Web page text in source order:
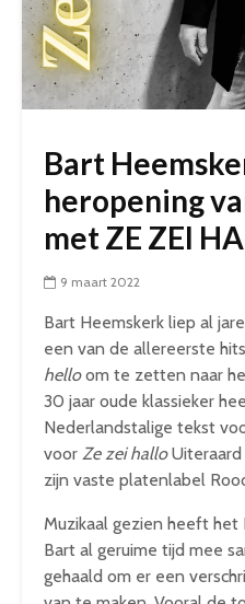
Bart
heropening
met ZE ZEI
9 maart 2022
Bart Heemskerk liep al
een van de allereerste
helloom te zetten naar
30 jaar oude klassieker
Nederlandstalige tekst
voor Ze zei halloUiteraard
zijn vaste platenlabel
Muzikaal gezien heeft het
Bart al geruime tijd mee
gehaald om er een